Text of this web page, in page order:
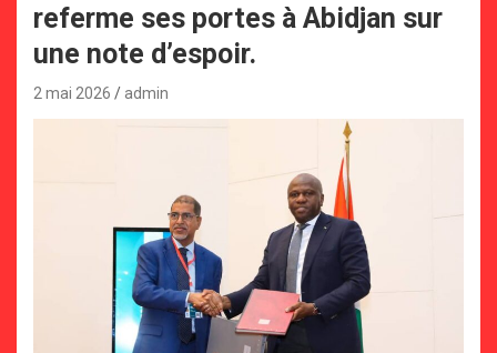
referme ses portes à Abidjan sur
une note d’espoir.
2 mai 2026 admin